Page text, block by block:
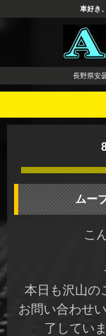
長野
イー
車好き
長野県安
ムー
こ
本日も沢山の
お問い合わせ
了してい